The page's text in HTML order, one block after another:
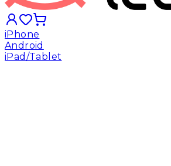
iPhone
Android
iPad/Tablet